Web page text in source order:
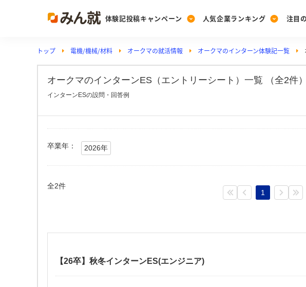
体験記投稿キャンペーン
Post
投稿する
[27卒]
人気企業ランキング
Ranking
ランキングを見る
みんな
Vote
注目
PickUp
注目の企業特集
トップ 電機/機械/材料 オークマの就活情報 オークマのインターン体験記一覧
オークマのインターンES（エントリーシート）一覧 （全2件）
インターンESの設問・回答例
卒業年： 2026年
全2件
1
【26卒】秋冬インターンES(エンジニア)